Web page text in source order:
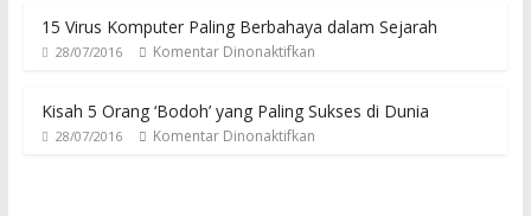
15 Virus Komputer Paling Berbahaya dalam Sejarah
28/07/2016 Komentar Dinonaktifkan
Kisah 5 Orang ‘Bodoh’ yang Paling Sukses di Dunia
28/07/2016 Komentar Dinonaktifkan